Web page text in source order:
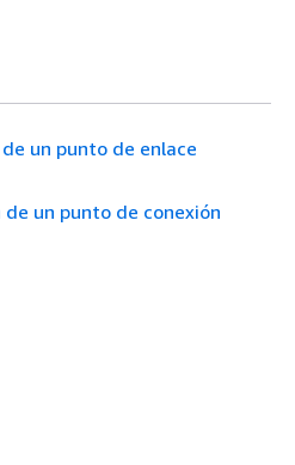
un punto de enlace
de un punto de conexión